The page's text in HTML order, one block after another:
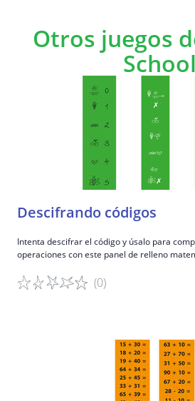
Otros juegos
School
Descifrando códigos
Intenta descifrar el código y úsalo para
operaciones con este panel de relleno
(0)